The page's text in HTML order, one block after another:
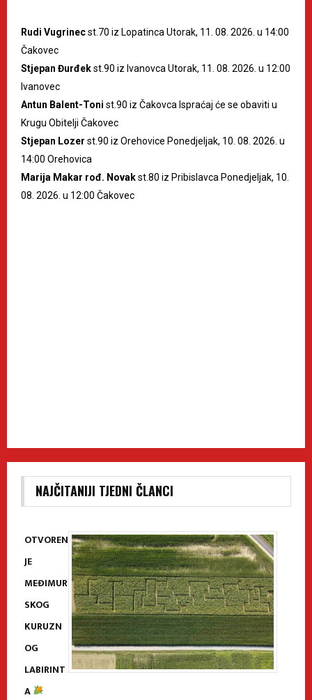
Rudi Vugrinecst.70 iz Lopatinca Utorak, 11. 08. 2026. u 14:00
Čakovec
Stjepan Đurđekst.90 iz Ivanovca Utorak, 11. 08. 2026. u 12:00
Ivanovec
Antun Balent-Toni st.90 iz Čakovca Ispraćaj će se obaviti u
Krugu Obitelji Čakovec
Stjepan Lozer st.90 iz Orehovice Ponedjeljak, 10. 08. 2026. u
14:00 Orehovica
Marija Makar rođ. Novakst.80 iz Pribislavca Ponedjeljak, 10.
08. 2026. u 12:00 Čakovec
NAJČITANIJI TJEDNI ČLANCI
OTVOREN
JE
MEĐIMUR
SKOG
KURUZN
OG
LABIRINT
A